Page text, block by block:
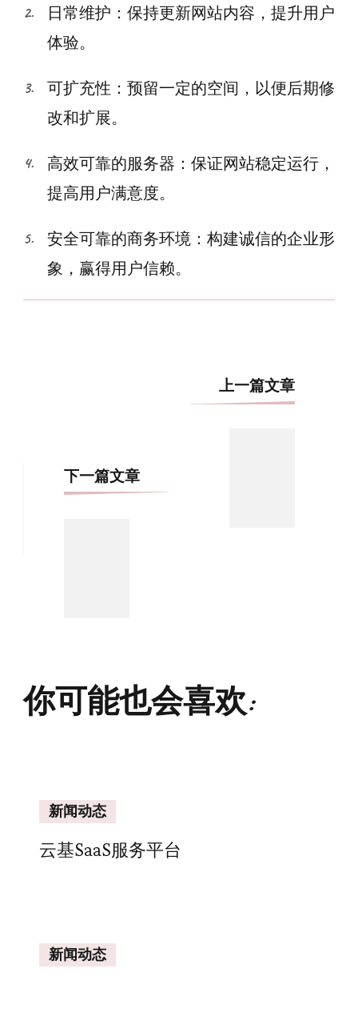
日常维护：保持更新网站内容，提升用户
体验。
可扩充性：预留一定的空间，以便后期修
改和扩展。
高效可靠的服务器：保证网站稳定运行，
提高用户满意度。
安全可靠的商务环境：构建诚信的企业形
象，赢得用户信赖。
上一篇文章
下一篇文章
你可能也会喜欢:
新闻动态
云基SaaS服务平台
新闻动态